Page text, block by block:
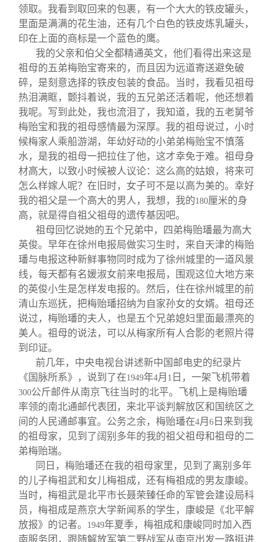
领取。我看到取回来的包裹，有一个大大的铁皮罐头，
里面是满满的花生油，还有几个白色的铁皮炼乳罐头，
印在上面的商标是一个蓝色的鹰。
我的父亲和伯父全都精通英文，他们看得出来这是
祖母的五弟梅贻宝寄来的，而且因为远道寄送避免破
碎，是刻意选择的铁皮包装的食品。当时，我看见祖母
热泪满眶，颤抖着说，我的五兄弟还活着呢，他还想着
我呢。写到此处，我也流泪了，我知道，我的五老舅爷
梅贻宝和我的祖母感情最为深厚。我的祖母说过，小时
候梅家人乘船游湖，年幼好动的小弟弟梅贻宝不慎落
水，是我的祖母一把拉住了他，这才幸免于难。祖母身
材高大，以致小时候被人议论：这么高的姑娘，将来可
怎么样嫁人呢？在旧时，女子可不是以高为美的。幸好
我的祖父是一个高大的男人，我想，我的180厘米的身
高，就是得自祖父祖母的遗传基因吧。
祖母回忆说她的五个兄弟中，四弟梅贻璠最为高大
英俊。早年在徐州电报局做实习生时，来自天津的梅贻
璠与电报这种新鲜事物同时成为了徐州城里的一道风景
线，每天都有名媛淑女前来电报局，围观这位大地方来
的英俊小生是怎样发电报的。然后，住在徐州城里的前
清山东巡抚，把梅贻璠招纳为自家孙女的女婿。祖母还
说过，梅贻璠的夫人，也是五个兄弟媳妇里面最漂亮的
美人。祖母的说法，可以从梅家所有人合影的老照片得
到印证。
前几年，中央电视台讲述新中国邮电史的纪录片
《国脉所系》，说到了在1949年4月 1 日，一架飞机带着
300公斤邮件从南京飞往当时的北平。飞机上是梅贻璠
率领的南北通邮代表团，来北平谈判解放区和国统区之
间的人民通邮事宜。公务之余，梅贻璠在4月 6 日来到我
的祖母家，见到了阔别多年的我的祖父祖母和祖母的二
弟梅贻瑞。
同日，梅贻璠还在我的祖母家里，见到了离别多年
的儿子梅祖武和女儿梅祖成，还有梅祖成的男友康峻。
当时，梅祖武是北平市长聂荣臻任命的军管会建设局科
员，梅祖成是燕京大学新闻系的学生，康峻是《北平解
放报》的记者。
1949年夏季，梅祖成和康峻同时加入西
南服务团，跟随解放军第二野战军从南京出发一路挺进